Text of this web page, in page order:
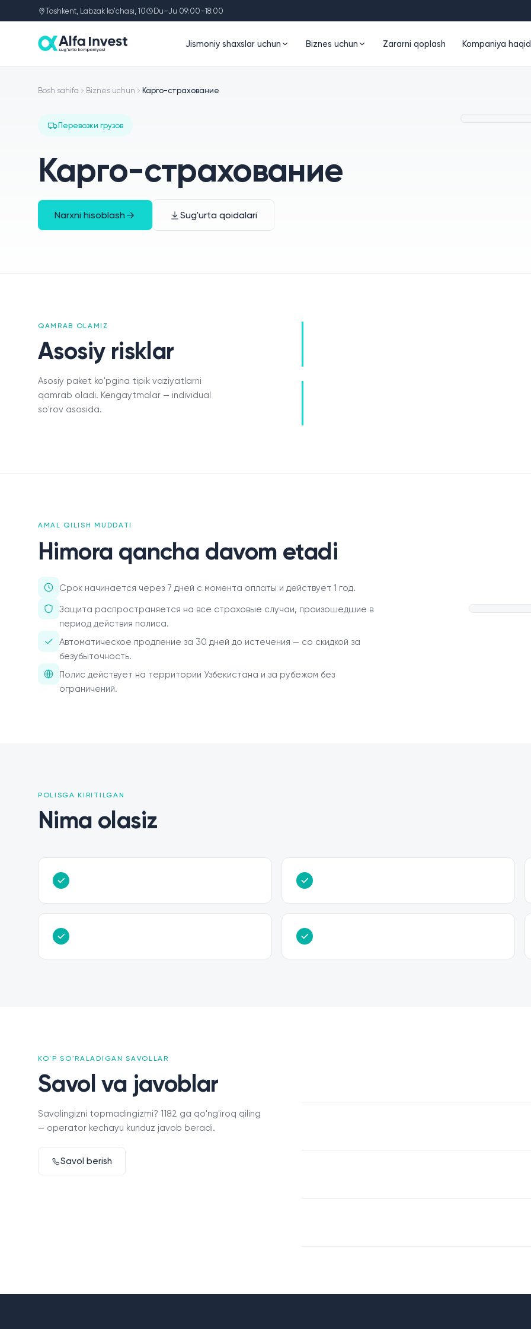
Toshkent, Labzak ko'chasi, 10 Du–Ju 09:00–18:00
Jismoniy shaxslar uchun Biznes uchun Zararni qoplash Kompaniya
Пресс-центр
Акционерам
Документы
Партнёры
Bosh sahifa Biznes uchun Карго-страхование
Перевозки грузов
Карго-страхование
Narxni hisoblash Sug'urta qoidalari
QAMRAB OLAMIZ
Asosiy risklar
Asosiy paket ko'pgina tipik vaziyatlarni
qamrab oladi. Kengaytmalar — individual
so'rov asosida.
AMAL QILISH MUDDATI
Himora qancha davom etadi
Срок начинается через 7 дней с момента оплаты и действует 1 год.
Защита распространяется на все страховые случаи, произошедшие в
период действия полиса.
Автоматическое продление за 30 дней до истечения — со скидкой за
безубыточность.
Полис действует на территории Узбекистана и за рубежом без
ограничений.
POLISGA KIRITILGAN
Nima olasiz
KO'P SO'RALADIGAN SAVOLLAR
Savol va javoblar
Savolingizni topmadingizmi? 1182 ga qo'ng'iroq qiling
— operator kechayu kunduz javob beradi.
Savol berish